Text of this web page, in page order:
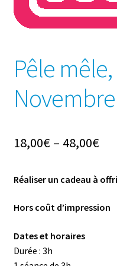
Pêle
18,00€– 48,00€
Réaliser un cadeau à
Hors coût d’impression
Dates et horaires
Durée : 3h